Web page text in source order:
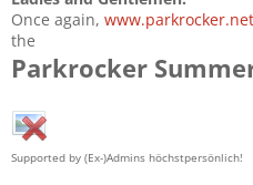
Once again, www.parkrocker.net
the
Parkrocker
Supported by (Ex-)Admins höchstpersönlich!